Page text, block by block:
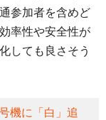
参加者を含めど
率性や安全性が
しても良さそう
機に「白」追